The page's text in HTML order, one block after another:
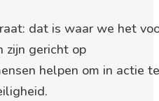
dat is waar we het
zijn gericht op
helpen om in actie te